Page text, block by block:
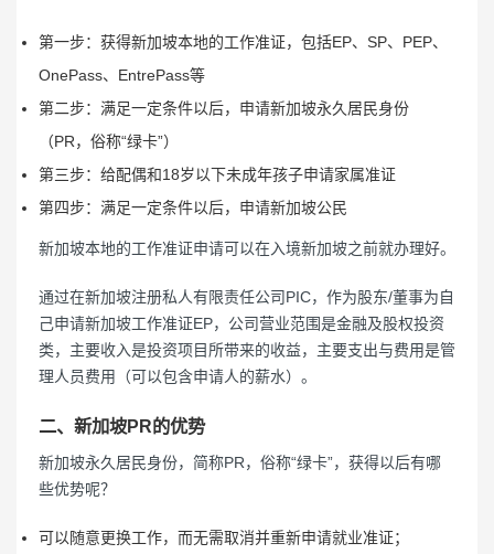
第一步：获得新加坡本地的工作准证，包括EP、SP、PEP、
OnePass、EntrePass等
第二步：满足一定条件以后，申请新加坡永久居民身份
（PR，俗称“绿卡”）
第三步：给配偶和18岁以下未成年孩子申请家属准证
第四步：满足一定条件以后，申请新加坡公民
新加坡本地的工作准证申请可以在入境新加坡之前就办理好。
通过在新加坡注册私人有限责任公司PIC，作为股东/董事为自
己申请新加坡工作准证EP，公司营业范围是金融及股权投资
类，主要收入是投资项目所带来的收益，主要支出与费用是管
理人员费用（可以包含申请人的薪水）。
二、新加坡PR的优势
新加坡永久居民身份，简称PR，俗称“绿卡”，获得以后有哪
些优势呢？
可以随意更换工作，而无需取消并重新申请就业准证；